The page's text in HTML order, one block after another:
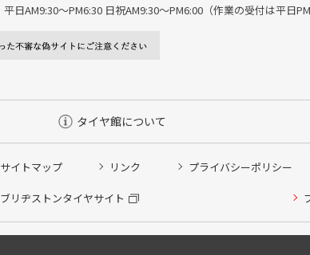
平日AM9:30～PM6:30 日祝AM9:30〜PM6:00（作業の受付は平日
タイヤ館について
サイトマップ リンク プライバシーポリシー
ブリヂストンタイヤサイト